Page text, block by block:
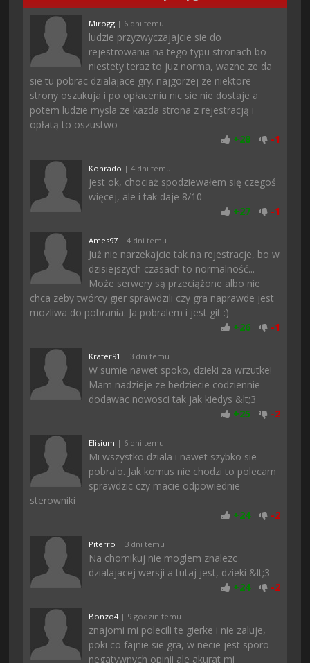
Mirogg | 6 dni temu
ludzie przyzwyczajajcie sie do
rejestrowania na tego typu stronach bo
niestety teraz to juz norma, wazne ze da
sie tu pobrac dzialajace gry. najgorzej ze niektore
strony oszukuja i po opłaceniu nic sie nie dostaje a
potem ludzie mysla ze kazda strona z rejestracją i
opłatą to oszustwo
+28 -1
Konrado | 4 dni temu
jest ok, chociaż spodziewałem się czegoś
więcej, ale i tak daje 8/10
+27 -1
Ames97 | 4 dni temu
Już nie narzekajcie tak na rejestracje, bo w
dzisiejszych czasach to normalność...
Może serwery są przeciążone albo nie
chca zeby twórcy gier sprawdzili czy gra naprawde jest
mozliwa do pobrania. Ja pobralem i jest git :)
+26 -1
Krater91 | 3 dni temu
W sumie nawet spoko, dzieki za wrzutke!
Mam nadzieje ze bedziecie codziennie
dodawac nowosci tak jak kiedys &lt;3
+25 -2
Elisium | 6 dni temu
Mi wszystko dziala i nawet szybko sie
pobralo. Jak komus nie chodzi to polecam
sprawdzic czy macie odpowiednie
sterowniki
+24 -2
Piterro | 3 dni temu
Na chomikuj nie moglem znalezc
dzialajacej wersji a tutaj jest, dzieki &lt;3
+24 -2
Bonzo4| 9 godzin temu
znajomi mi polecili te gierke i nie zaluje,
poki co fajnie sie gra, w necie jest sporo
negatywnych opinii ale akurat mi